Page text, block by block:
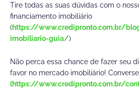
Tire todas as suas dúvidas com o
financiamento imobiliário
(https://www.credipronto.com.br/
imobiliario-guia/)
Não perca essa chance de fazer seu
favor no mercado imobiliário!
(https://www.credipronto.com.br/